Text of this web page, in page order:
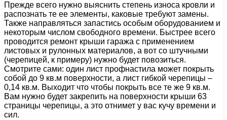
Прежде всего нужно выяснить степень износа кровли и
распознать те ее элементы, каковые требуют замены.
Также направляться запастись особым оборудованием и
некоторым числом свободного времени. Быстрее всего
проводится ремонт крыши гаража с применением
листовых и рулонных материалов, а вот со штучными
(черепицей, к примеру) нужно будет повозиться.
Смотрите сами: один лист профнастила может покрыть
собой до 9 кв.м поверхности, а лист гибкой черепицы –
0,14 кв.м. Выходит что чтобы покрыть все те же 9 кв.м.
Вам нужно будет закрепить на поверхности крыши 63
страницы черепицы, а это отнимет у вас кучу времени и
сил.